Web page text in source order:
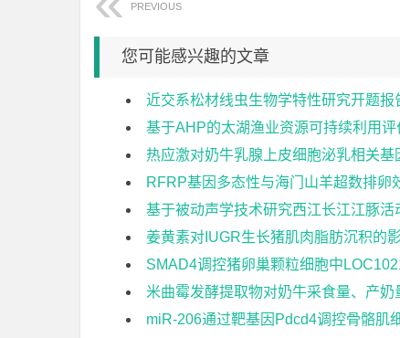
PREVIOUS
您可能感兴趣的文章
近交系松材线虫生物学特性研究开题报
基于AHP的太湖渔业资源可持续利用评
热应激对奶牛乳腺上皮细胞泌乳相关基
RFRP基因多态性与海门山羊超数排卵
基于被动声学技术研究西江长江江豚
姜黄素对IUGR生长猪肌肉脂肪沉积的
SMAD4调控猪卵巢颗粒细胞中
米曲霉发酵提取物对奶牛采食量、产
miR-206通过靶基因Pdcd4调控骨骼肌